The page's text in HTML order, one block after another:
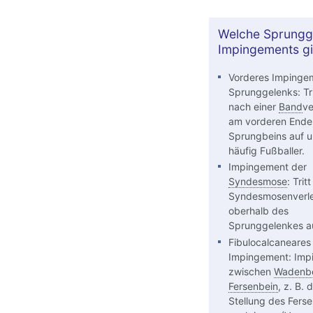
Welche
Impingements
Vorderes
Sprunggelenks:
nach einer Band
am vorderen
Sprungbeins auf
häufig Fußballer.
Impingement der
Syndesmose: Tritt
oberhalb des
Sprunggelenkes
Fibulocalcaneares
Impingement:
zwischen
Fersenbein, z. B.
Stellung des